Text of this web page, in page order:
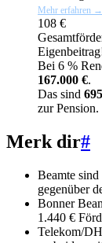
Mehr erfahren →
108 €
Bei 6 %
167.000 €.
Das sind
zur Pension.
Merk dir#
Beamte
gegenüber
Bonner
1.440 €
Telekom/